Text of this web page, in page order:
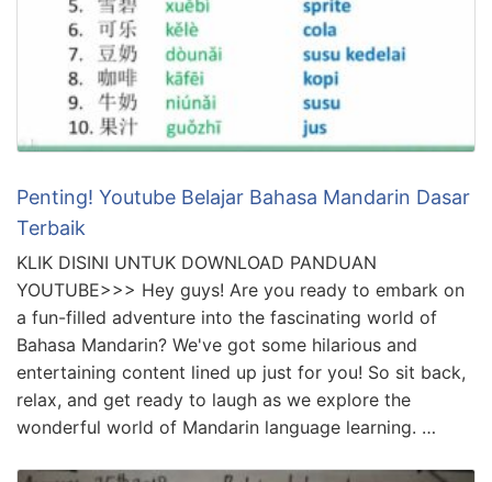
Penting! Youtube Belajar Bahasa Mandarin Dasar
Terbaik
KLIK DISINI UNTUK DOWNLOAD PANDUAN
YOUTUBE>>> Hey guys! Are you ready to embark on
a fun-filled adventure into the fascinating world of
Bahasa Mandarin? We've got some hilarious and
entertaining content lined up just for you! So sit back,
relax, and get ready to laugh as we explore the
wonderful world of Mandarin language learning. …